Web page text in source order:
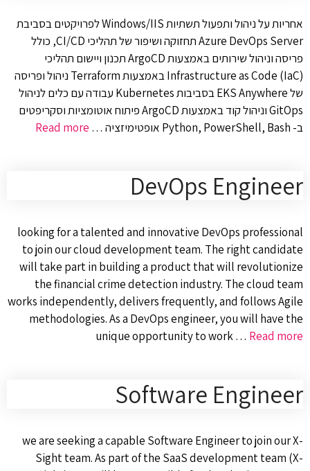
אחריות על ניהול ותפעול תשתיות Windows/IIS לפרויקטים בסביבת
Azure DevOps Server תחזוקה ושיפור של תהליכי CI/CD, כולל
פריסה וניהול שירותים באמצעות ArgoCD תכנון ויישום תהליכי
Infrastructure as Code (IaC) באמצעות Terraform ניהול ופריסה
של EKS Anywhere בסביבות Kubernetes עבודה עם כלים לניהול
GitOps וניהול קוד באמצעות ArgoCD פיתוח אוטומציות וסקריפטים
ב- Python, PowerShell, Bash אופטימיזציה …
Read more
DevOps Engineer
looking for a talented and innovative DevOps professional
to join our cloud development team. The right candidate
will take part in building a product that will revolutionize
the financial crime detection industry. The cloud team
works independently, delivers frequently, and follows Agile
methodologies. As a DevOps engineer, you will have the
unique opportunity to work … Read more
Software Engineer
we are seeking a capable Software Engineer to join our X-
Sight team. As part of the SaaS development team (X-